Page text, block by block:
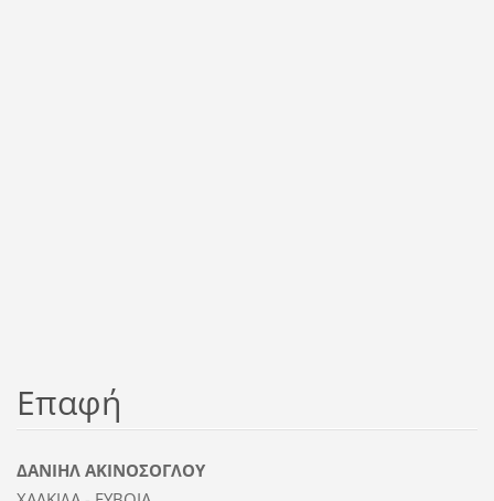
Επαφή
ΔΑΝΙΗΛ ΑΚΙΝΟΣΟΓΛΟΥ